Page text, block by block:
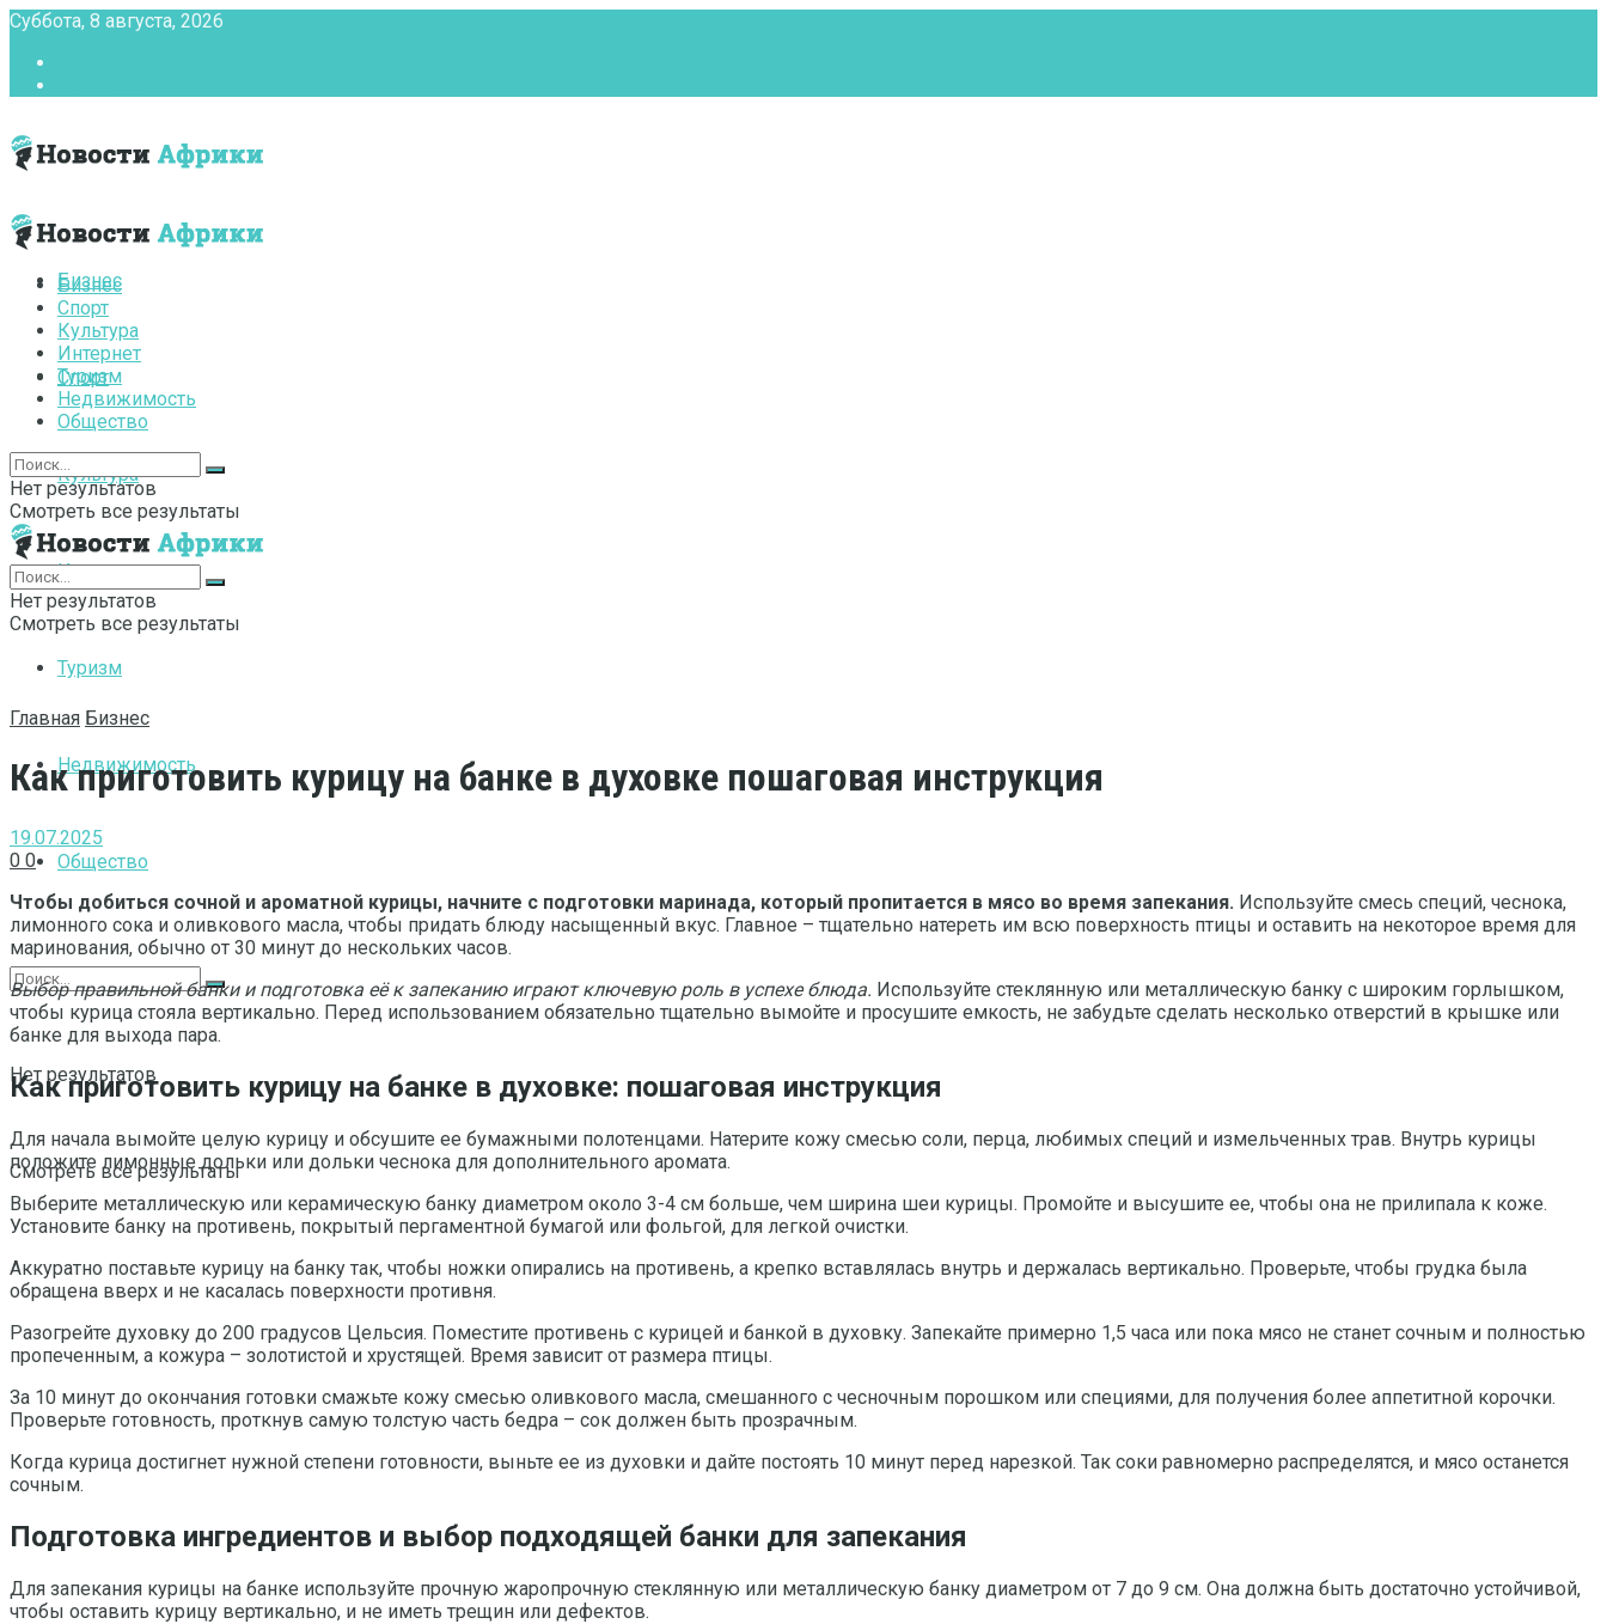
Суббота, 8 августа, 2026
Бизнес
Спорт
Культура
Интернет
Туризм
Недвижимость
Общество
Нет результатов
Смотреть все результаты
Бизнес
Спорт
Культура
Интернет
Туризм
Недвижимость
Общество
Нет результатов
Смотреть все результаты
Нет результатов
Смотреть все результаты
Главная Бизнес
Как приготовить курицу на банке в духовке пошаговая инструкция
19.07.2025
0 0
Чтобы добиться сочной и ароматной курицы, начните с подготовки маринада, который пропитается в мясо во время запекания. Используйте смесь специй, чеснока,
лимонного сока и оливкового масла, чтобы придать блюду насыщенный вкус. Главное – тщательно натереть им всю поверхность птицы и оставить на некоторое время для
маринования, обычно от 30 минут до нескольких часов.
Выбор правильной банки и подготовка её к запеканию играют ключевую роль в успехе блюда. Используйте стеклянную или металлическую банку с широким горлышком,
чтобы курица стояла вертикально. Перед использованием обязательно тщательно вымойте и просушите емкость, не забудьте сделать несколько отверстий в крышке или
банке для выхода пара.
Как приготовить курицу на банке в духовке: пошаговая инструкция
Для начала вымойте целую курицу и обсушите ее бумажными полотенцами. Натерите кожу смесью соли, перца, любимых специй и измельченных трав. Внутрь курицы
положите лимонные дольки или дольки чеснока для дополнительного аромата.
Выберите металлическую или керамическую банку диаметром около 3-4 см больше, чем ширина шеи курицы. Промойте и высушите ее, чтобы она не прилипала к коже.
Установите банку на противень, покрытый пергаментной бумагой или фольгой, для легкой очистки.
Аккуратно поставьте курицу на банку так, чтобы ножки опирались на противень, а крепко вставлялась внутрь и держалась вертикально. Проверьте, чтобы грудка была
обращена вверх и не касалась поверхности противня.
Разогрейте духовку до 200 градусов Цельсия. Поместите противень с курицей и банкой в духовку. Запекайте примерно 1,5 часа или пока мясо не станет сочным и полностью
пропеченным, а кожура – золотистой и хрустящей. Время зависит от размера птицы.
За 10 минут до окончания готовки смажьте кожу смесью оливкового масла, смешанного с чесночным порошком или специями, для получения более аппетитной корочки.
Проверьте готовность, проткнув самую толстую часть бедра – сок должен быть прозрачным.
Когда курица достигнет нужной степени готовности, выньте ее из духовки и дайте постоять 10 минут перед нарезкой. Так соки равномерно распределятся, и мясо останется
сочным.
Подготовка ингредиентов и выбор подходящей банки для запекания
Для запекания курицы на банке используйте прочную жаропрочную стеклянную или металлическую банку диаметром от 7 до 9 см. Она должна быть достаточно устойчивой,
чтобы оставить курицу вертикально, и не иметь трещин или дефектов.